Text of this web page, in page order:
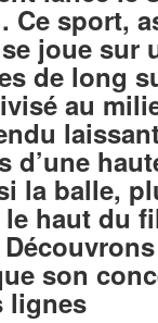
Ce sport,
joue sur
de long
au
d’une
la balle,
haut du
son
lignes